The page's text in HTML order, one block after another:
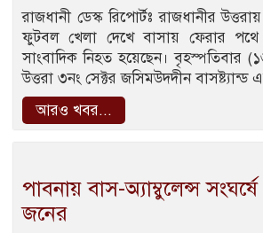
রাজধানী ডেস্ক রিপোর্টঃ রাজধানীর
ফুটবল খেলা দেখে বাসায় ফেরার
সাংবাদিক নিহত হয়েছেন। বৃহস্পতিবার
উত্তরা ৩নং সেক্টর জসিমউদদীন বাসষ্ট্যান্ড
আরও খবর...
পাবনায় বাস-অ্যাম্বুলেন্স
জনের